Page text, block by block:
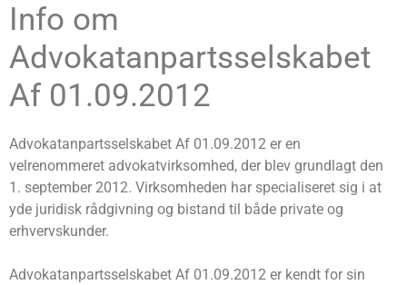
Info om
Advokatanpartsselskabet
Af 01.09.2012
Advokatanpartsselskabet Af 01.09.2012 er en
velrenommeret advokatvirksomhed, der blev grundlagt den
1. september 2012. Virksomheden har specialiseret sig i at
yde juridisk rådgivning og bistand til både private og
erhvervskunder.
Advokatanpartsselskabet Af 01.09.2012 er kendt for sin